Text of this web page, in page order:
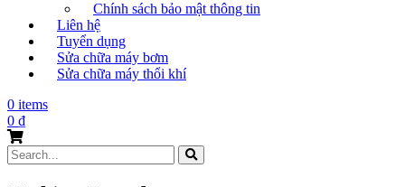
Chính sách bảo mật thông tin
Liên hệ
Tuyển dụng
Sửa chữa máy bơm
Sửa chữa máy thổi khí
0 items
0 ₫
Search
for: